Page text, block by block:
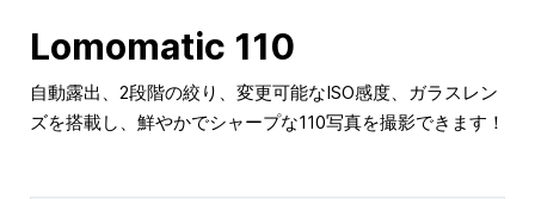
Lomomatic 110
自動露出、2段階の絞り、変更可能なISO感度、ガラスレン
ズを搭載し、鮮やかでシャープな110写真を撮影できます！